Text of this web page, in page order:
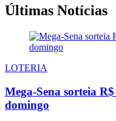
Últimas Notícias
LOTERIA
Mega-Sena sorteia
domingo